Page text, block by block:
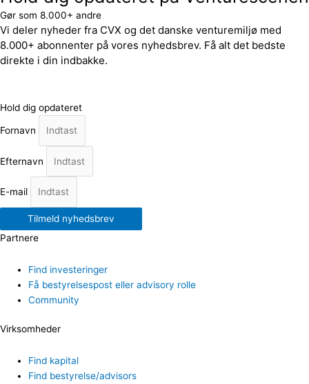
Gør som 8.000+ andre
Vi deler nyheder fra CVX og det danske venturemiljø med
8.000+ abonnenter på vores nyhedsbrev. Få alt det bedste
direkte i din indbakke.
Hold dig opdateret
Fornavn
Efternavn
E-mail
Tilmeld nyhedsbrev
Partnere
Find investeringer
Få bestyrelsespost eller advisory rolle
Community
Virksomheder
Find kapital
Find bestyrelse/advisors